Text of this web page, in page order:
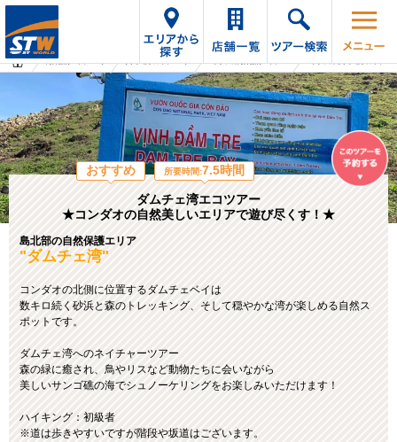
ダムチェ湾エコツアー
★コンダオの自然美しいエリアで遊び尽くす！★
島北部の自然保護エリア
"ダムチェ湾"
コンダオの北側に位置するダムチェベイは
数キロ続く砂浜と森のトレッキング、そして穏やかな湾が楽しめる自然ス
ポットです。
ダムチェ湾へのネイチャーツアー
森の緑に癒され、鳥やリスなど動物たちに会いながら
美しいサンゴ礁の海でシュノーケリングをお楽しみいただけます！
ハイキング：初級者
※道は歩きやすいですが階段や坂道はございます。
おすすめ 所要時間:7.5時間